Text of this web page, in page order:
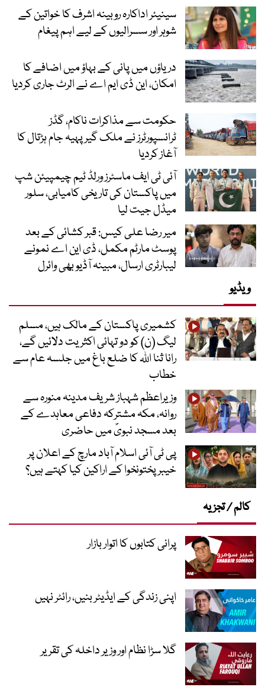
سینیئر اداکارہ روبینہ اشرف کا خواتین کے
شوہر اور سسرالیوں کے لیے اہم پیغام
دریاؤں میں پانی کے بہاؤ میں اضافے کا
امکان، این ڈی ایم اے نے الرٹ جاری کردیا
حکومت سے مذاکرات ناکام، گڈز
ٹرانسپورٹرز نے ملک گیر پہیہ جام ہڑتال کا
آغاز کردیا
آئی ٹی ایف ماسٹرز ورلڈ ٹیم چیمپیئن شپ
میں پاکستان کی تاریخی کامیابی، سلور
میڈل جیت لیا
میر رضا علی کیس: قبر کشائی کے بعد
پوسٹ مارٹم مکمل، ڈی این اے نمونے
لیبارٹری ارسال، مبینہ آڈیو بھی وائرل
ویڈیو
کشمیری پاکستان کے مالک ہیں، مسلم
لیگ (ن) کو دو تہائی اکثریت دلائیں گے،
رانا ثنا اللہ کا ضلع باغ میں جلسہ عام سے
خطاب
وزیراعظم شہباز شریف مدینہ منورہ سے
روانہ، مکہ مشترکہ دفاعی معاہدے کے
بعد مسجد نبویؐ میں حاضری
پی ٹی آئی اسلام آباد مارچ کے اعلان پر
خیبر پختونخوا کے اراکین کیا کہتے ہیں؟
کالم / تجزیہ
پرانی کتابوں کا اتوار بازار
اپنی زندگی کے ایڈیٹر بنیں، رائٹر نہیں
گلا سڑا نظام اور وزیر داخلہ کی تقریر